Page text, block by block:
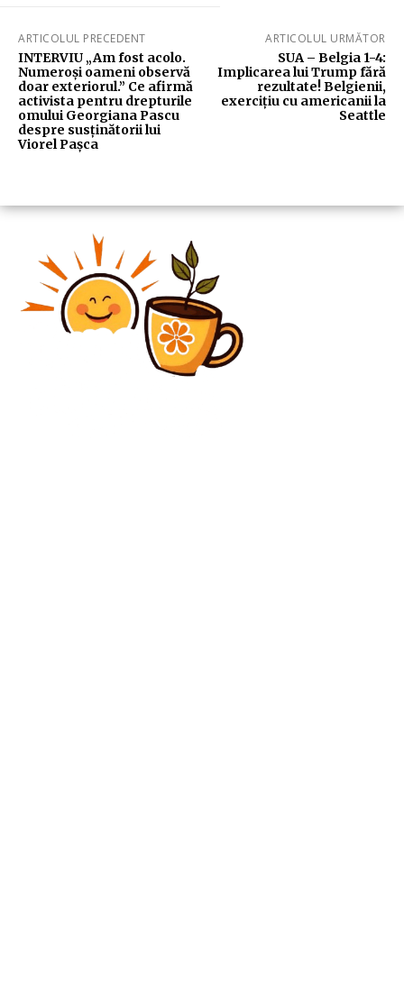
ARTICOLUL PRECEDENT
INTERVIU „Am fost acolo.
Numeroși oameni observă
doar exteriorul.” Ce afirmă
activista pentru drepturile
omului Georgiana Pascu
despre susținătorii lui
Viorel Pașca
ARTICOLUL URMĂTOR
SUA – Belgia 1-4:
Implicarea lui Trump fără
rezultate! Belgienii,
exercițiu cu americanii la
Seattle